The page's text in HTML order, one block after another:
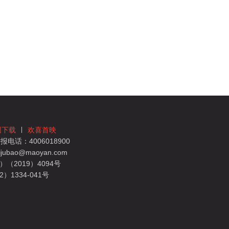
下载
欢喜首映
电话：4006018900
（2019）4094号
）1334-041号